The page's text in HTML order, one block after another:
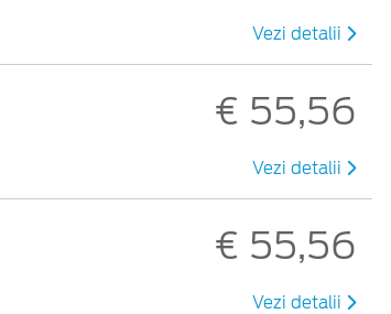
Vezi detalii
€ 55,56
Vezi detalii
€ 55,56
Vezi detalii